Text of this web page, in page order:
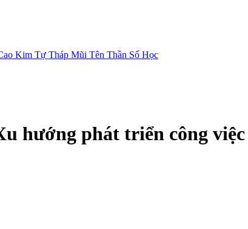
Kim Tự Tháp Mũi Tên Thần Số Học
hướng phát triển công